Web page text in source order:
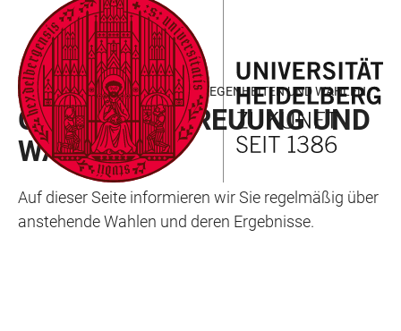
LINKS
ZUR
BARRIEREFREIHEIT
ZUM
HAUPTINHALT
HAUPTNAVIGATION
ÖFFNEN
WEBSEITENSUCHE
ÖFFNEN
ABTEILUNG 1.2 - GREMIENANGELEGENHEITEN UND WAHLEN
GREMIENBETREUUNG UND
WAHLEN
Auf dieser Seite informieren wir Sie regelmäßig über
anstehende Wahlen und deren Ergebnisse.